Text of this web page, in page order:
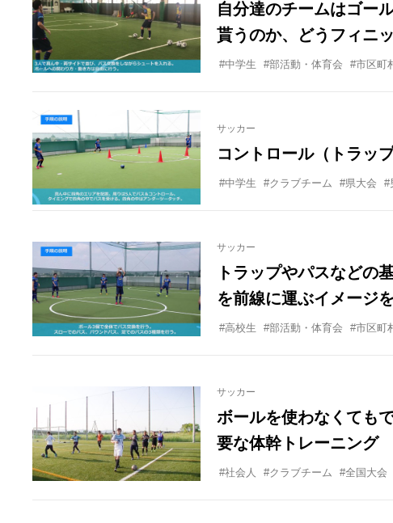
自分達のチームはゴー
貰うのか、どうフィニ
ません、なので動きな
#中学生 #部活動・体育会 #市区町
サッカー
コントロール（トラッ
#中学生 #クラブチーム #県大会 #
サッカー
トラップやパスなどの
を前線に運ぶイメージ
#高校生 #部活動・体育会 #市区町
サッカー
ボールを使わなくても
要な体幹トレーニング
#社会人 #クラブチーム #全国大会